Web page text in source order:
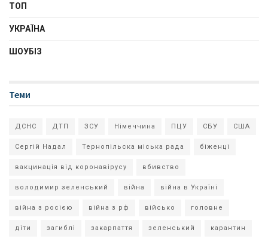
ТОП
УКРАЇНА
ШОУБІЗ
Теми
ДСНС ДТП ЗСУ Німеччина ПЦУ СБУ США
Сергій Надал Тернопільска міська рада біженці
вакцинація від коронавірусу вбивство
володимир зеленський війна війна в Україні
війна з росією війна з рф військо головне
діти загиблі закарпаття зеленський карантин